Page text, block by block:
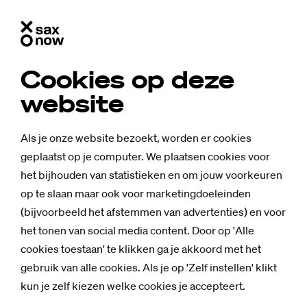
Cookies op deze
website
Als je onze website bezoekt, worden er cookies
geplaatst op je computer. We plaatsen cookies voor
het bijhouden van statistieken en om jouw voorkeuren
op te slaan maar ook voor marketingdoeleinden
(bijvoorbeeld het afstemmen van advertenties) en voor
het tonen van social media content. Door op 'Alle
cookies toestaan' te klikken ga je akkoord met het
gebruik van alle cookies. Als je op 'Zelf instellen' klikt
kun je zelf kiezen welke cookies je accepteert.